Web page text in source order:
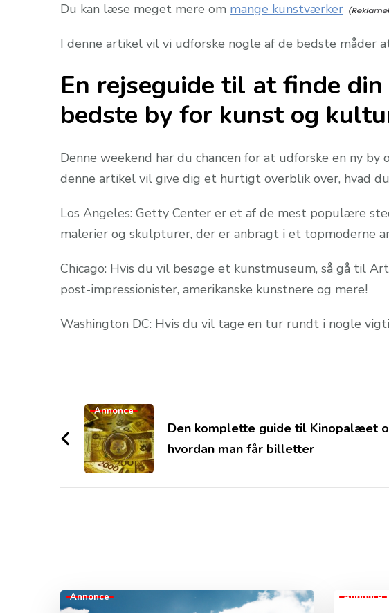
Du kan læse meget mere om mange kunstværker
I denne artikel vil vi udforske nogle af de bedste måder
En rejseguide til at finde
bedste by for kunst og
Denne weekend har du chancen for at udforske en ny
denne artikel vil give dig et hurtigt overblik over, hvad
Los Angeles: Getty Center er et af de mest populære
malerier og skulpturer, der er anbragt i et topmoderne
Chicago: Hvis du vil besøge et kunstmuseum, så gå til
post-impressionister, amerikanske kunstnere og mere!
Washington DC: Hvis du vil tage en tur rundt i nogle
Post
Navigation
Annonce
Den komplette guide til Kinopalæet
hvordan man får billetter
Annonce Annonce